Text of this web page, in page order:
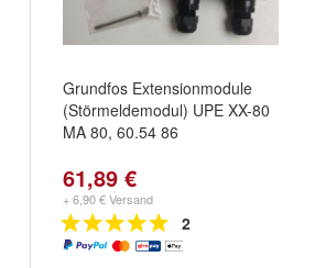
Grundfos Extensionmodule
(Störmeldemodul) UPE XX-80
MA 80, 60.54 86
61,89 €
+ 6,90 € Versand
2